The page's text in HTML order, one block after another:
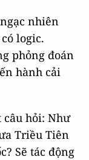
nhiên
logic.
phỏng đoán
hành cải
câu hỏi: Như
Triều Tiên
Sẽ tác động